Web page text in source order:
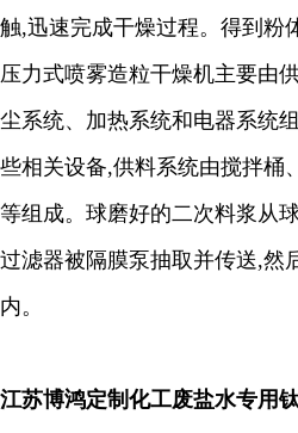
触,迅速完成干燥过程。得到粉
压力式喷雾造粒干燥机主要由
尘系统、加热系统和电器系统
些相关设备,供料系统由搅拌桶
等组成。球磨好的二次料浆从
过滤器被隔膜泵抽取并传送,然
内。
江苏博鸿定制化工废盐水专用